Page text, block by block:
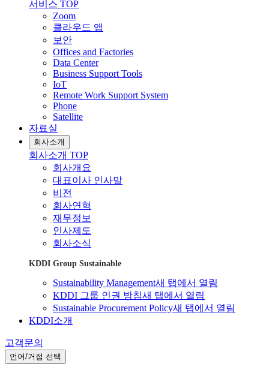
서비스 TOP
Zoom
클라우드 앱
보안
Offices and Factories
Data Center
Business Support Tools
IoT
Remote Work Support System
Phone
Satellite
자료실
회사소개
회사소개 TOP
회사개요
대표이사 인사말
비전
회사연혁
재무정보
인사제도
회사소식
KDDI Group Sustainable
Sustainability Management새 탭에서 열림
KDDI 그룹 인권 방침새 탭에서 열림
Sustainable Procurement Policy새 탭에서 열림
KDDI소개
고객문의
언어/거점 선택